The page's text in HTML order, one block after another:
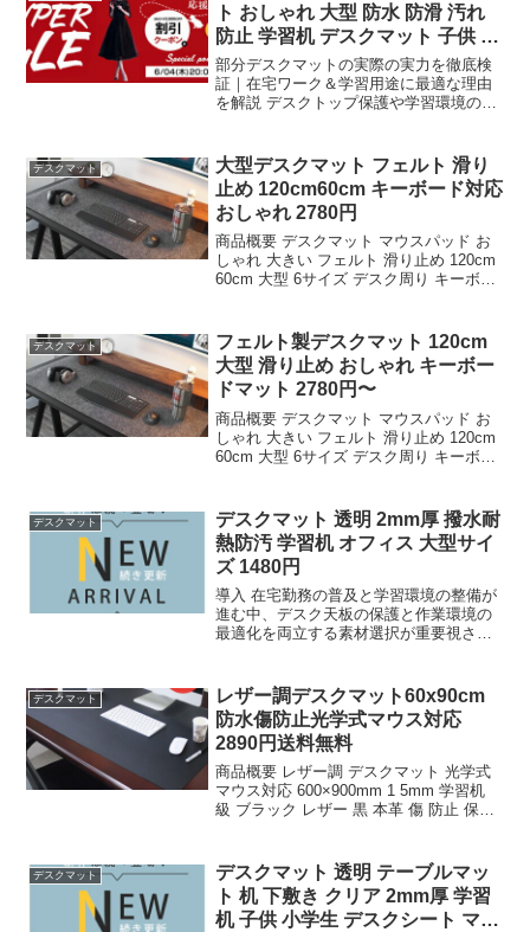
ト おしゃれ 大型 防水 防滑 汚れ
防止 学習机 デスクマット 子供 お
しゃ
部分デスクマットの実際の実力を徹底検
証｜在宅ワーク＆学習用途に最適な理由
を解説 デスクトップ保護や学習環境の整
になるポイントだろう。PUレザー素材を
採用した本製品は、防...
デスクマット
大型デスクマット フェルト 滑り
止め 120cm60cm キーボード対応
おしゃれ 2780円
商品概要 デスクマット マウスパッド お
しゃれ 大きい フェルト 滑り止め 120cm
60cm 大型 6サイズ デスク周り キーボー
パッド おしゃれ 大きい ...
デスクマット
フェルト製デスクマット 120cm
大型 滑り止め おしゃれ キーボー
ドマット 2780円〜
商品概要 デスクマット マウスパッド お
しゃれ 大きい フェルト 滑り止め 120cm
60cm 大型 6サイズ デスク周り キーボー
パッド おしゃれ 大きい ...
デスクマット
デスクマット 透明 2mm厚 撥水耐
熱防汚 学習机 オフィス 大型サイ
ズ 1480円
導入 在宅勤務の普及と学習環境の整備が
進む中、デスク天板の保護と作業環境の
最適化を両立する素材選択が重要視され
薄型シートとは異なり、物理的強度と光
学的特性を兼ね備えた...
デスクマット
レザー調デスクマット60x90cm
防水傷防止光学式マウス対応
2890円送料無料
商品概要 レザー調 デスクマット 光学式
マウス対応 600×900mm 1 5mm 学習机
級 ブラック レザー 黒 本革 傷 防止 保護
ト 送料...
デスクマット
デスクマット 透明 テーブルマッ
ト 机 下敷き クリア 2mm厚 学習
机 子供 小学生 デスクシート マウ